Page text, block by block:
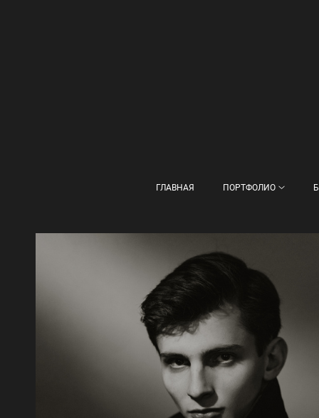
ГЛАВНАЯ ПОРТФОЛИО